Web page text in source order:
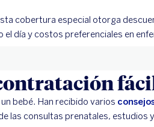
cobertura especial otorga
día y costos preferenciales en
bebé. Han recibido varios
las consultas prenatales, estudios